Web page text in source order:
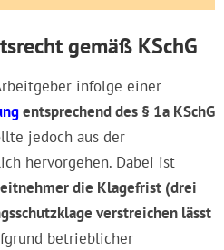
gemäß KSchG
infolge einer
entsprechend des § 1a KSchG
jedoch aus der
hervorgehen. Dabei ist
die Klagefrist (drei
verstreichen lässt
betrieblicher